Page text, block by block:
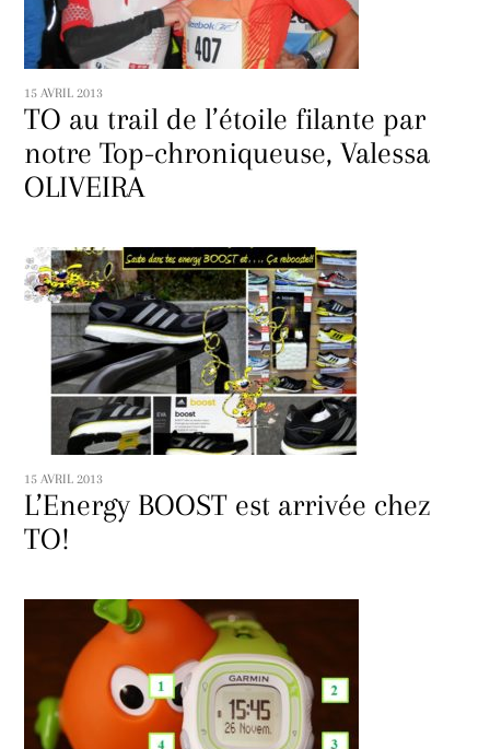
15 AVRIL 2013
TO au trail de l’étoile filante par
notre Top-chroniqueuse, Valessa
OLIVEIRA
15 AVRIL 2013
L’Energy BOOST est arrivée chez
TO!